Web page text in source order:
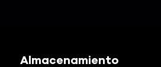
Almacenamiento